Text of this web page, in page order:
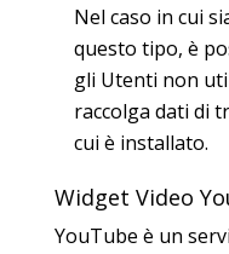
Nel caso in cui
questo tipo, è
gli Utenti non
raccolga dati di
cui è installato.
Widget Video
YouTube è un